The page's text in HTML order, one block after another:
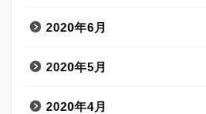
2020年6月
2020年5月
2020年4月